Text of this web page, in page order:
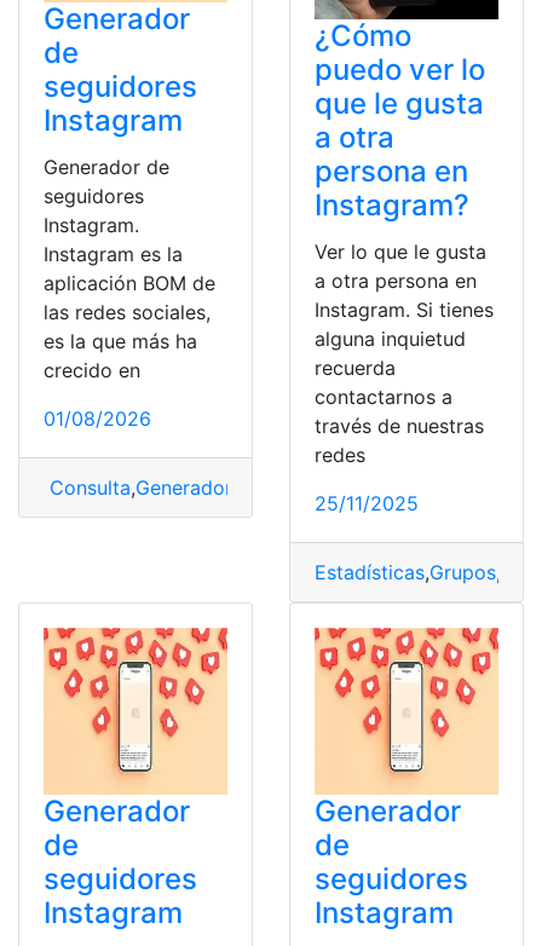
Generador
de
seguidores
Instagram
Generador de
seguidores
Instagram.
Instagram es la
aplicación BOM de
las redes sociales,
es la que más ha
crecido en
01/08/2026
Consulta,Generador
¿Cómo
puedo ver lo
que le gusta
a otra
persona en
Instagram?
Ver lo que le gusta
a otra persona en
Instagram. Si tienes
alguna inquietud
recuerda
contactarnos a
través de nuestras
redes
25/11/2025
Estadísticas,Grupos,
Generador
de
seguidores
Instagram
Generador
de
seguidores
Instagram